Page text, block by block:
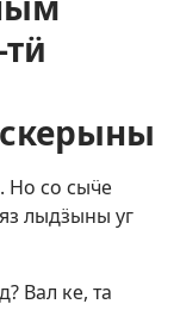
Но со сыӵе
лыдӟыны уг
Вал ке, та